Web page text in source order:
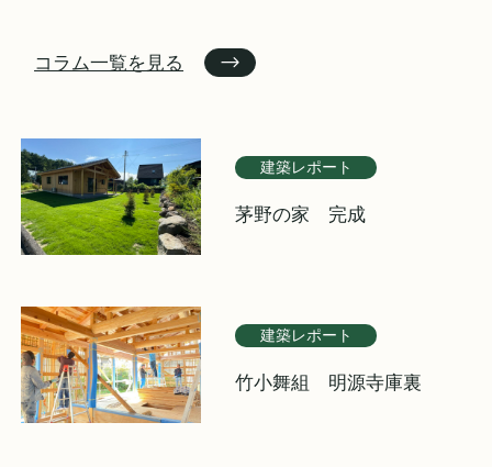
コラム一覧を見る
建築レポート
茅野の家 完成
建築レポート
竹小舞組 明源寺庫裏